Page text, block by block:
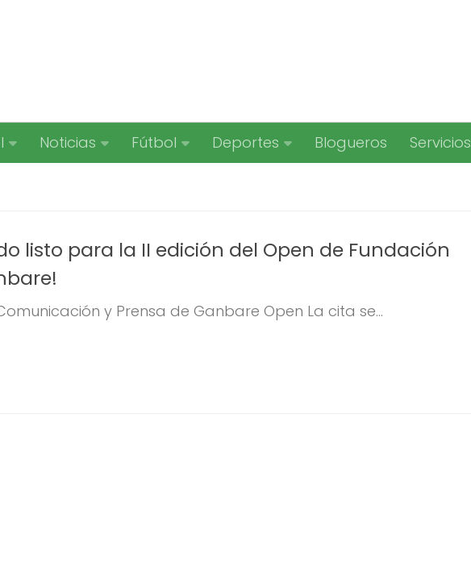
Noticias Fútbol Deportes Blogueros Servicios
listo para la II edición del Open de Fundación
y Prensa de Ganbare Open La cita se...